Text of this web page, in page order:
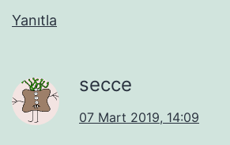
Yanıtla
secce
07 Mart 2019, 14:09